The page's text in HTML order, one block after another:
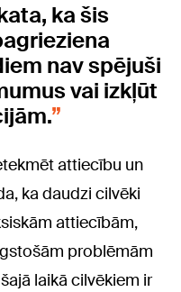
ka šis
nav spējuši
vai izkļūt
attiecību un
ka daudzi cilvēki
attiecībām,
problēmām
laikā cilvēkiem ir